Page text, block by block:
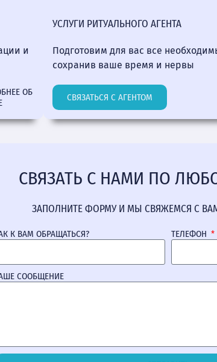
и
ОБ
УСЛУГИ РИТУАЛЬНОГО АГЕНТА
Подготовим для вас все
сохранив ваше время и нервы
СВЯЗАТЬСЯ С АГЕНТОМ
СВЯЗАТЬ С НАМИ ПО
ЗАПОЛНИТЕ ФОРМУ И МЫ СВЯЖЕМСЯ С
К ВАМ ОБРАЩАТЬСЯ? ТЕЛЕФОН
СООБЩЕНИЕ